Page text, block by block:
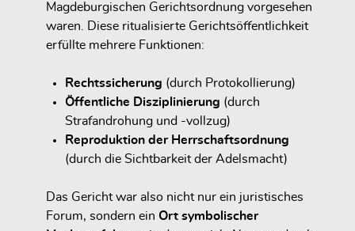
Magdeburgischen Gerichtsordnung vorgesehen
waren. Diese ritualisierte Gerichtsöffentlichkeit
erfüllte mehrere Funktionen:
Rechtssicherung (durch Protokollierung)
Öffentliche Disziplinierung (durch
Strafandrohung und -vollzug)
Reproduktion der Herrschaftsordnung
(durch die Sichtbarkeit der Adelsmacht)
Das Gericht war also nicht nur ein juristisches
Forum, sondern ein Ort symbolischer